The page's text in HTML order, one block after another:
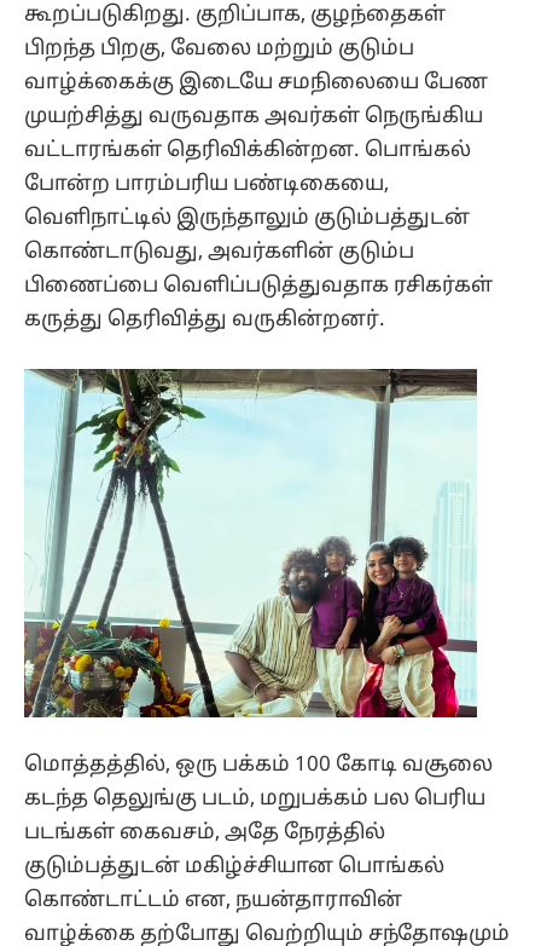
கூறப்படுகிறது. குறிப்பாக, குழந்தைகள்
பிறந்த பிறகு, வேலை மற்றும் குடும்ப
வாழ்க்கைக்கு இடையே சமநிலையை பேண
முயற்சித்து வருவதாக அவர்கள் நெருங்கிய
வட்டாரங்கள் தெரிவிக்கின்றன. பொங்கல்
போன்ற பாரம்பரிய பண்டிகையை,
வெளிநாட்டில் இருந்தாலும் குடும்பத்துடன்
கொண்டாடுவது, அவர்களின் குடும்ப
பிணைப்பை வெளிப்படுத்துவதாக ரசிகர்கள்
கருத்து தெரிவித்து வருகின்றனர்.
மொத்தத்தில், ஒரு பக்கம் 100 கோடி வசூலை
கடந்த தெலுங்கு படம், மறுபக்கம் பல பெரிய
படங்கள் கைவசம், அதே நேரத்தில்
குடும்பத்துடன் மகிழ்ச்சியான பொங்கல்
கொண்டாட்டம் என, நயன்தாராவின்
வாழ்க்கை தற்போது வெற்றியும் சந்தோஷமும்